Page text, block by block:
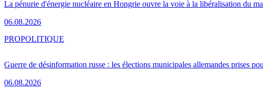
La pénurie d'énergie nucléaire en Hongrie ouvre la voie à la libéralisation du
06.08.2026
Guerre de désinformation russe : les élections municipales allemandes prises
06.08.2026
PROPOLITIQUE